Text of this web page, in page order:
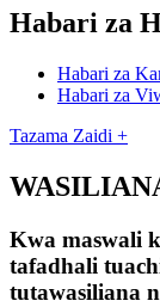
Habari za
Habari za
Habari za
Tazama Zaidi +
Kwa maswali
tafadhali
tutawasiliana